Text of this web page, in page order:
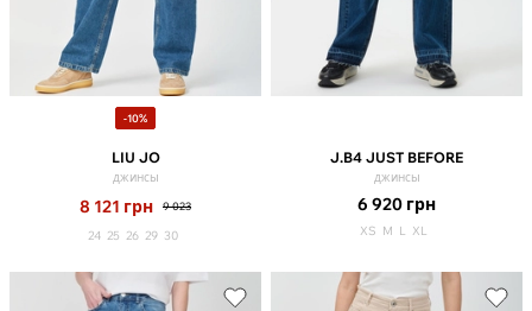
-10%
LIU JO
джинсы
8 121 грн 9 023
24 25 26 29 30
J.B4 JUST BEFORE
джинсы
6 920 грн
XS M L XL